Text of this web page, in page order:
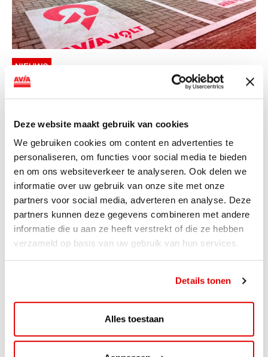
Deze website maakt gebruik van cookies
We gebruiken cookies om content en advertenties te
personaliseren, om functies voor social media te bieden
en om ons websiteverkeer te analyseren. Ook delen we
informatie over uw gebruik van onze site met onze
partners voor social media, adverteren en analyse. Deze
partners kunnen deze gegevens combineren met andere
informatie die u aan ze heeft verstrekt of die ze hebben
verzameld op basis van uw gebruik van hun services.
Details tonen
Alles toestaan
NIEUWS
AVIA VOLT en Fletcher Hotels starten
snellaadinfrastructuur
AVIA VOLT en Fletcher Hotels starten landelijke uitrol
van DC-snellaadinfrastructuur AVIA VOLT en...